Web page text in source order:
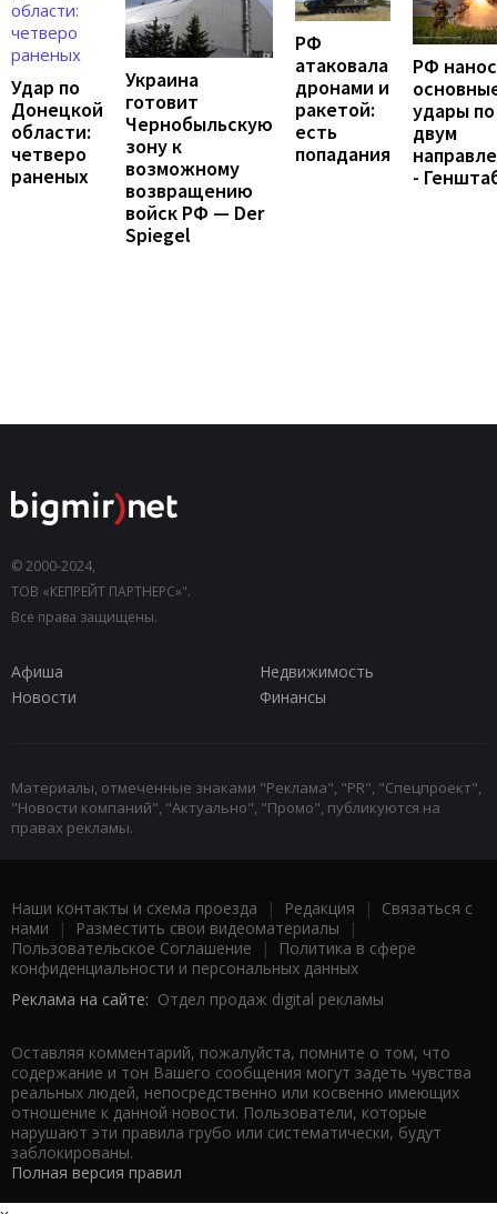
Удар по
Донецкой
области:
четверо
раненых
Украина
готовит
Чернобыльскую
зону к
возможному
возвращению
войск РФ — Der
Spiegel
РФ
атаковала
дронами и
ракетой:
есть
попадания
РФ
удары по
двум
-
© 2000-2024,
ТОВ «КЕПРЕЙТ ПАРТНЕРС»".
Все права защищены.
Афиша
Недвижимость
Новости
Финансы
Материалы, отмеченные знаками "Реклама", "PR", "Спецпроект",
"Новости компаний", "Актуально", "Промо", публикуются на
правах рекламы.
Наши контакты и схема проезда | Редакция | Связаться с
нами | Разместить свои видеоматериалы |
Пользовательское Соглашение |
Политика в сфере
конфиденциальности и персональных данных
Реклама на сайте: Отдел продаж digital рекламы
Оставляя комментарий, пожалуйста, помните о том, что
содержание и тон Вашего сообщения могут задеть чувства
реальных людей, непосредственно или косвенно имеющих
отношение к данной новости. Пользователи, которые
нарушают эти правила грубо или систематически, будут
заблокированы.
Полная версия правил